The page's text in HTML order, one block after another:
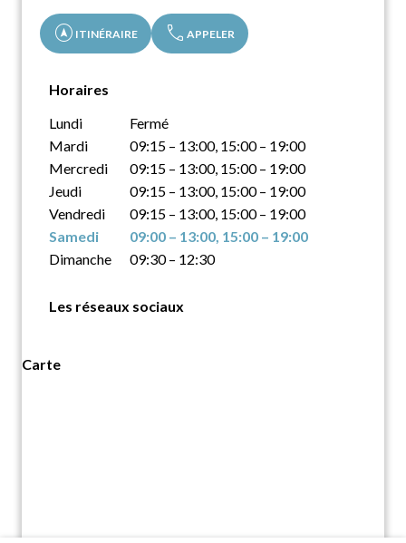
assistant_navigation ITINÉRAIRE call APPELER
Horaires
Lundi
Fermé
Mardi
09:15 – 13:00, 15:00 – 19:00
Mercredi
09:15 – 13:00, 15:00 – 19:00
Jeudi
09:15 – 13:00, 15:00 – 19:00
Vendredi
09:15 – 13:00, 15:00 – 19:00
Samedi
09:00 – 13:00, 15:00 – 19:00
Dimanche
09:30 – 12:30
Les réseaux sociaux
Carte